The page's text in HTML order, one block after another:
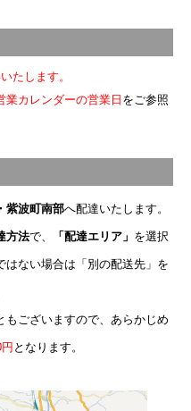
たします。
業カレンダーの営業日 をご参照
紫波町南部へ配達いたします。
方法で、 「配達エリア」 を選択
はない場合は「別の配送先」を
ございますので、あらかじめ
となります。